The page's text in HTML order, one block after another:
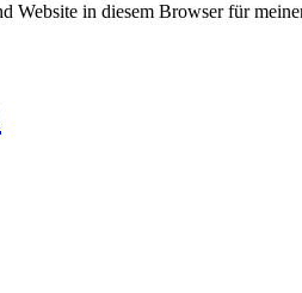
Website in diesem Browser für